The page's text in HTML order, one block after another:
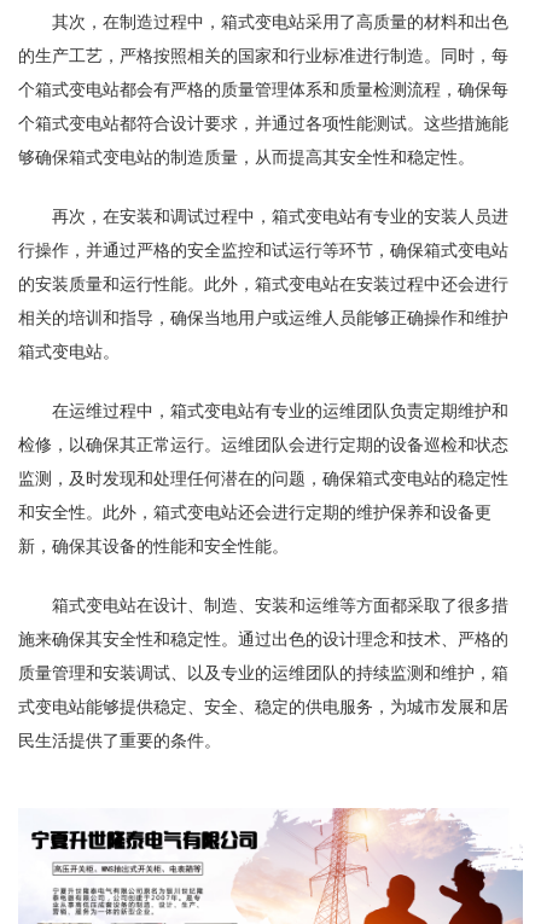
其次，在制造过程中，箱式变电站采用了高质量的材料和出色
的生产工艺，严格按照相关的国家和行业标准进行制造。同时，每
个箱式变电站都会有严格的质量管理体系和质量检测流程，确保每
个箱式变电站都符合设计要求，并通过各项性能测试。这些措施能
够确保箱式变电站的制造质量，从而提高其安全性和稳定性。
再次，在安装和调试过程中，箱式变电站有专业的安装人员进
行操作，并通过严格的安全监控和试运行等环节，确保箱式变电站
的安装质量和运行性能。此外，箱式变电站在安装过程中还会进行
相关的培训和指导，确保当地用户或运维人员能够正确操作和维护
箱式变电站。
在运维过程中，箱式变电站有专业的运维团队负责定期维护和
检修，以确保其正常运行。运维团队会进行定期的设备巡检和状态
监测，及时发现和处理任何潜在的问题，确保箱式变电站的稳定性
和安全性。此外，箱式变电站还会进行定期的维护保养和设备更
新，确保其设备的性能和安全性能。
箱式变电站在设计、制造、安装和运维等方面都采取了很多措
施来确保其安全性和稳定性。通过出色的设计理念和技术、严格的
质量管理和安装调试、以及专业的运维团队的持续监测和维护，箱
式变电站能够提供稳定、安全、稳定的供电服务，为城市发展和居
民生活提供了重要的条件。